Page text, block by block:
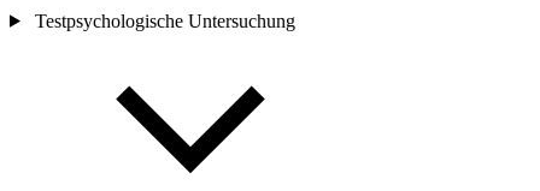
Testpsychologische Untersuchung